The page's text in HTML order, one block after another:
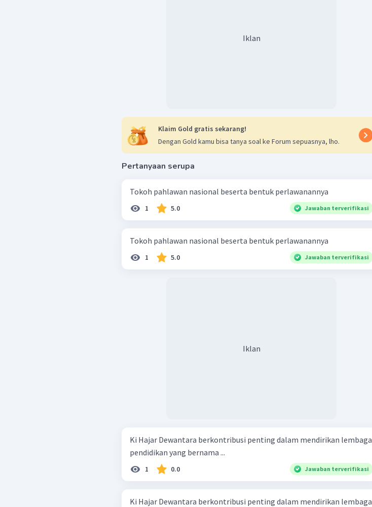
Iklan
Klaim Gold gratis sekarang!
Dengan Gold kamu bisa tanya soal ke Forum sepuasnya, lho.
Pertanyaan serupa
Tokoh pahlawan nasional beserta bentuk perlawanannya
1 5.0 Jawaban terverifikasi
Tokoh pahlawan nasional beserta bentuk perlawanannya
1 5.0 Jawaban terverifikasi
Iklan
Ki Hajar Dewantara berkontribusi penting dalam mendirikan lembaga
pendidikan yang bernama ...
1 0.0 Jawaban terverifikasi
Ki Hajar Dewantara berkontribusi penting dalam mendirikan lembaga